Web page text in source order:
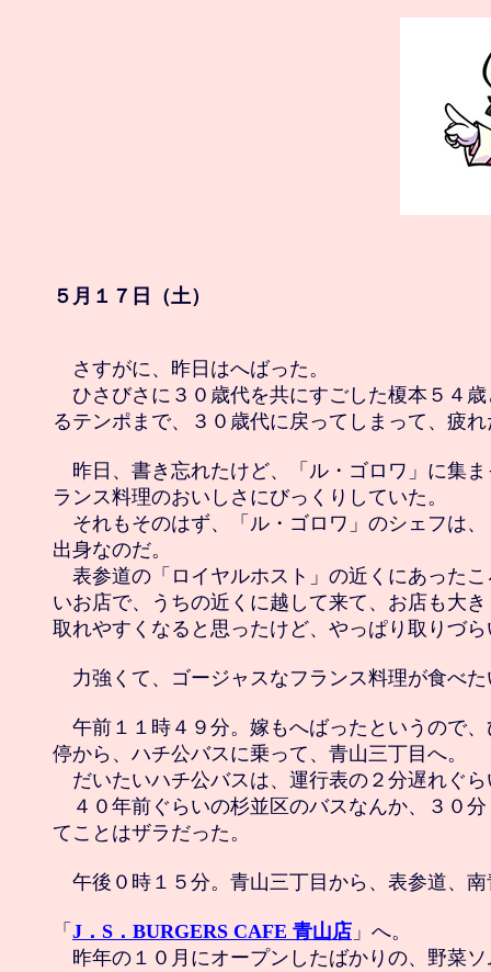
５月１７日（土）
さすがに、昨日はへばった。
ひさびさに３０歳代を共にすごした榎本５４
るテンポまで、３０歳代に戻ってしまって、疲
昨日、書き忘れたけど、「ル・ゴロワ」に集
ランス料理のおいしさにびっくりしていた。
それもそのはず、「ル・ゴロワ」のシェフは
出身なのだ。
表参道の「ロイヤルホスト」の近くにあった
いお店で、うちの近くに越して来て、お店も大
取れやすくなると思ったけど、やっぱり取りづら
力強くて、ゴージャスなフランス料理が食べ
午前１１時４９分。嫁もへばったというので
停から、ハチ公バスに乗って、青山三丁目へ。
だいたいハチ公バスは、運行表の２分遅れぐら
４０年前ぐらいの杉並区のバスなんか、３０
てことはザラだった。
午後０時１５分。青山三丁目から、表参道、南
「 J．S．BURGERS CAFE 青山店 」へ。
昨年の１０月にオープンしたばかりの、野菜